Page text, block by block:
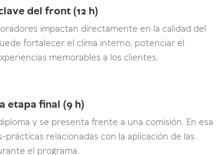
del front (12 h)
impactan directamente en la calidad del
fortalecer el clima interno, potenciar el
memorables a los clientes.
etapa final (9 h)
y se presenta frente a una comisión. En esa
relacionadas con la aplicación de las
el programa.